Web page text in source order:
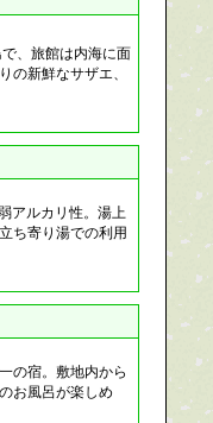
、旅館は内海に面
の新鮮なサザエ、
アルカリ性。湯上
ち寄り湯での利用
の宿。敷地内から
お風呂が楽しめ